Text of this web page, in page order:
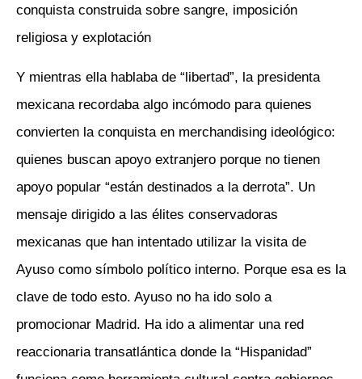
conquista construida sobre sangre, imposición
religiosa y explotación
Y mientras ella hablaba de “libertad”, la presidenta
mexicana recordaba algo incómodo para quienes
convierten la conquista en merchandising ideológico:
quienes buscan apoyo extranjero porque no tienen
apoyo popular “están destinados a la derrota”. Un
mensaje dirigido a las élites conservadoras
mexicanas que han intentado utilizar la visita de
Ayuso como símbolo político interno. Porque esa es la
clave de todo esto. Ayuso no ha ido solo a
promocionar Madrid. Ha ido a alimentar una red
reaccionaria transatlántica donde la “Hispanidad”